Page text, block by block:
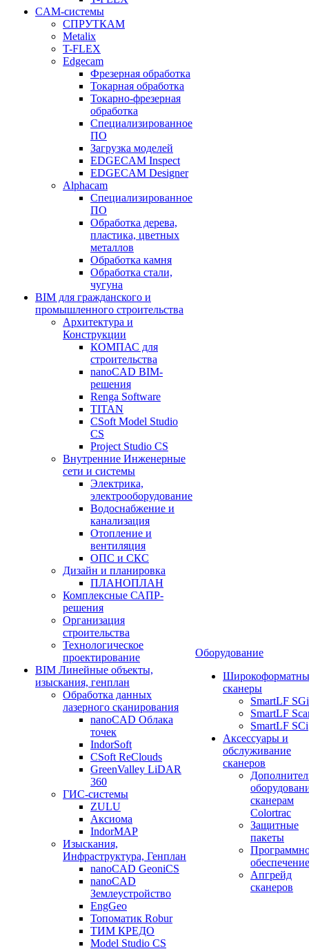
CAM-системы
СПРУТКAM
Metalix
T-FLEX
Edgecam
Фрезерная обработка
Токарная обработка
Токарно-фрезерная
обработка
Специализированное
ПО
Загрузка моделей
EDGECAM Inspect
EDGECAM Designer
Alphacam
Специализированное
ПО
Обработка дерева,
пластика, цветных
металлов
Обработка камня
Обработка стали,
чугуна
BIM для гражданского и
промышленного строительства
Архитектура и
Конструкции
КОМПАС для
строительства
nanoCAD BIM-
решения
Renga Software
TITAN
CSoft Model Studio
CS
Project Studio CS
Внутренние Инженерные
сети и системы
Электрика,
электрооборудование
Водоснабжение и
канализация
Отопление и
вентиляция
ОПС и СКС
Дизайн и планировка
ПЛАНОПЛАН
Комплексные САПР-
решения
Организация
строительства
Технологическое
проектирование
BIM Линейные объекты,
изыскания, генплан
Обработка данных
лазерного сканирования
nanoCAD Облака
точек
IndorSoft
CSoft ReClouds
GreenValley LiDAR
360
ГИС-системы
ZULU
Аксиома
IndorMAP
Изыскания,
Инфраструктура, Генплан
nanoCAD GeoniCS
nanoCAD
Землеустройство
EngGeo
Топоматик Robur
ТИМ КРЕДО
Model Studio CS
Оборудование
сканеры
SmartLF SGi
SmartLF
SmartLF SCi
Аксессуары и
обслуживание
сканеров
сканерам
Colortrac
Защитные
пакеты
обеспечение
Апгрейд
сканеров